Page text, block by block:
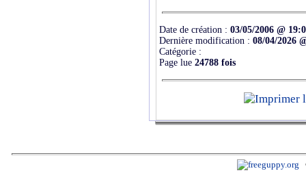
Date de création : 03/05/2006 @
Dernière modification : 08/04/2026
Catégorie :
Page lue 24788 fois